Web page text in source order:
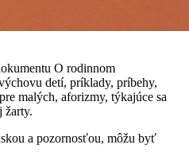
O rodinnom
detí, príklady, príbehy,
malých, aforizmy, týkajúce sa
žarty.
a pozornosťou, môžu byť